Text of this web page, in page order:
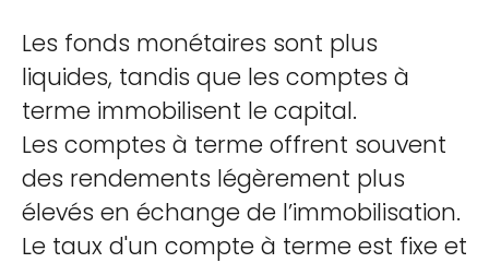
Les fonds monétaires sont plus
liquides, tandis que les comptes à
terme immobilisent le capital.
Les comptes à terme offrent souvent
des rendements légèrement plus
élevés en échange de l’immobilisation.
Le taux d'un compte à terme est fixe et